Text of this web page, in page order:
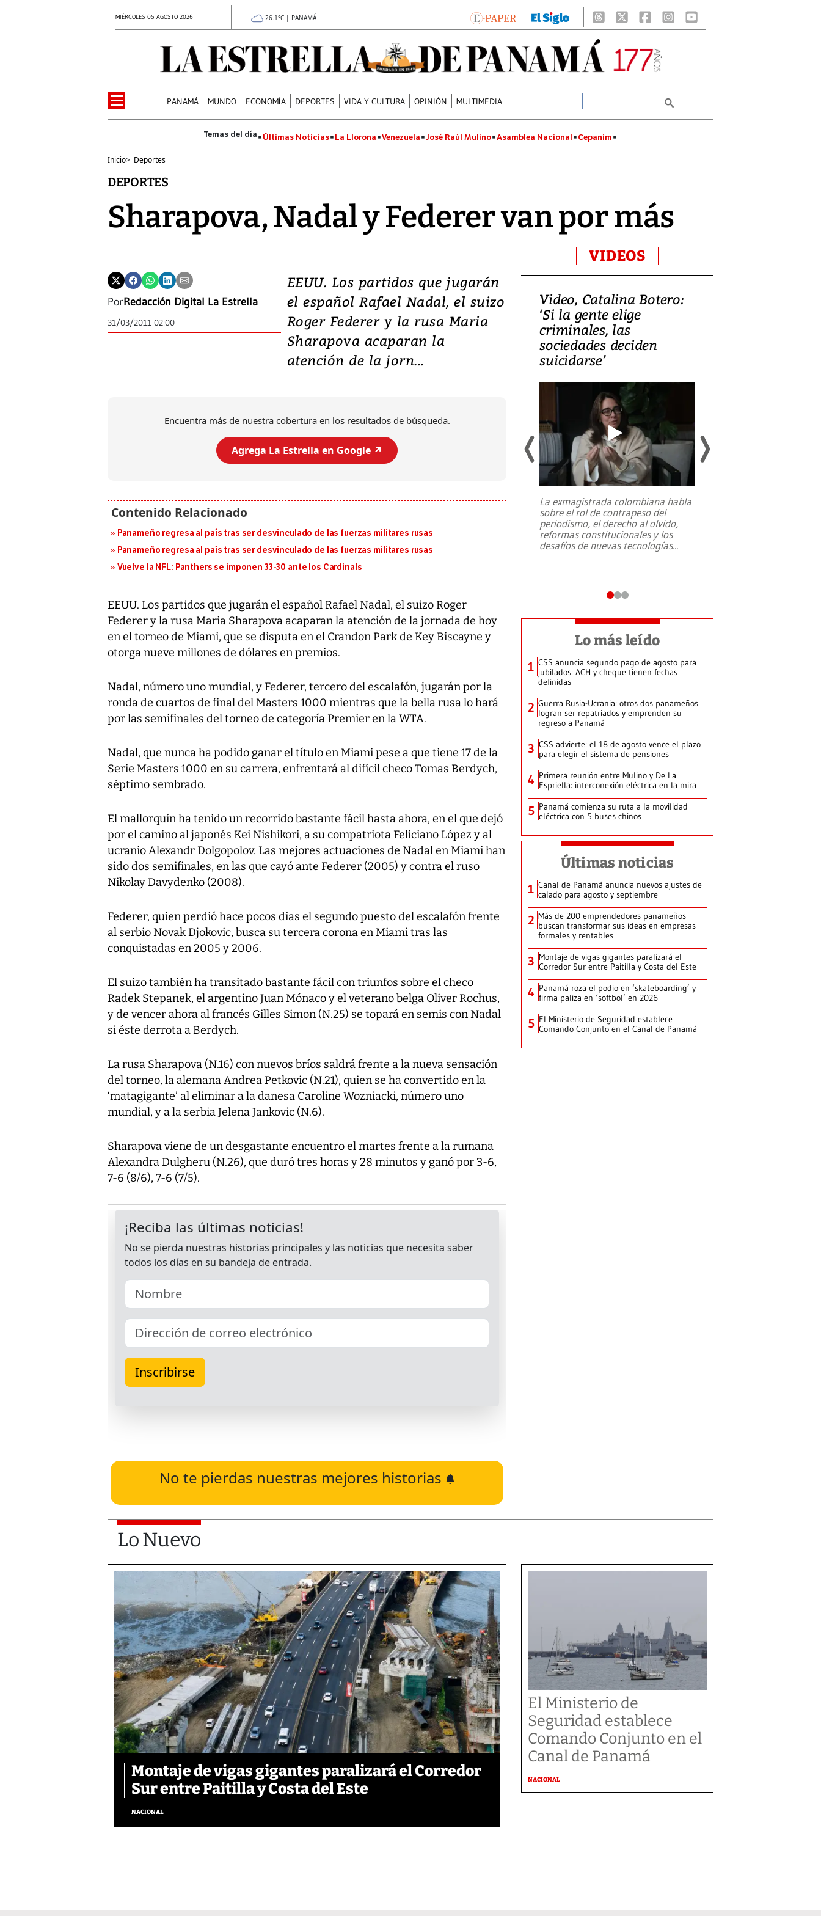
MIÉRCOLES 05 AGOSTO 2026 26.1°C | PANAMÁ
PANAMÁ MUNDO ECONOMÍA DEPORTES VIDA Y CULTURA OPINIÓN MULTIMEDIA
Últimas Noticias La Llorona Venezuela José Raúl Mulino Asamblea Nacional Cepanim
Inicio> Deportes
DEPORTES
Sharapova, Nadal y Federer van por más
PorRedacción Digital La Estrella
31/03/2011 02:00
EEUU. Los partidos que jugarán
el español Rafael Nadal, el suizo
Roger Federer y la rusa Maria
Sharapova acaparan la
atención de la jorn...
Encuentra más de nuestra cobertura en los resultados de búsqueda.
Agrega La Estrella en Google ↗️
Panameño regresa al país tras ser desvinculado de las fuerzas militares rusas
Panameño regresa al país tras ser desvinculado de las fuerzas militares rusas
Vuelve la NFL: Panthers se imponen 33-30 ante los Cardinals
EEUU. Los partidos que jugarán el español Rafael Nadal, el suizo Roger
Federer y la rusa Maria Sharapova acaparan la atención de la jornada de hoy
en el torneo de Miami, que se disputa en el Crandon Park de Key Biscayne y
otorga nueve millones de dólares en premios.
Nadal, número uno mundial, y Federer, tercero del escalafón, jugarán por la
ronda de cuartos de final del Masters 1000 mientras que la bella rusa lo hará
por las semifinales del torneo de categoría Premier en la WTA.
Nadal, que nunca ha podido ganar el título en Miami pese a que tiene 17 de la
Serie Masters 1000 en su carrera, enfrentará al difícil checo Tomas Berdych,
séptimo sembrado.
El mallorquín ha tenido un recorrido bastante fácil hasta ahora, en el que dejó
por el camino al japonés Kei Nishikori, a su compatriota Feliciano López y al
ucranio Alexandr Dolgopolov. Las mejores actuaciones de Nadal en Miami han
sido dos semifinales, en las que cayó ante Federer (2005) y contra el ruso
Nikolay Davydenko (2008).
Federer, quien perdió hace pocos días el segundo puesto del escalafón frente
al serbio Novak Djokovic, busca su tercera corona en Miami tras las
conquistadas en 2005 y 2006.
El suizo también ha transitado bastante fácil con triunfos sobre el checo
Radek Stepanek, el argentino Juan Mónaco y el veterano belga Oliver Rochus,
y de vencer ahora al francés Gilles Simon (N.25) se topará en semis con Nadal
si éste derrota a Berdych.
La rusa Sharapova (N.16) con nuevos bríos saldrá frente a la nueva sensación
del torneo, la alemana Andrea Petkovic (N.21), quien se ha convertido en la
‘matagigante’ al eliminar a la danesa Caroline Wozniacki, número uno
mundial, y a la serbia Jelena Jankovic (N.6).
Sharapova viene de un desgastante encuentro el martes frente a la rumana
Alexandra Dulgheru (N.26), que duró tres horas y 28 minutos y ganó por 3-6,
7-6 (8/6), 7-6 (7/5).
No te pierdas nuestras mejores historias
VIDEOS
Video, Japón: Terremoto
deja heridos y graves
daños en Kumamoto
al sur de Japón, provocando una
Video, Catalina Botero:
‘Si la gente elige
criminales, las
sociedades deciden
suicidarse’
La exmagistrada colombiana habla
sobre el rol de contrapeso del
periodismo, el derecho al olvido,
reformas constitucionales y los
desafíos de nuevas tecnologías...
Lo más leído
1 CSS anuncia segundo pago de agosto para
jubilados: ACH y cheque tienen fechas
definidas
2 Guerra Rusia-Ucrania: otros dos panameños
logran ser repatriados y emprenden su
regreso a Panamá
3 CSS advierte: el 18 de agosto vence el plazo
para elegir el sistema de pensiones
4 Primera reunión entre Mulino y De La
Espriella: interconexión eléctrica en la mira
5 Panamá comienza su ruta a la movilidad
eléctrica con 5 buses chinos
Últimas noticias
1 Canal de Panamá anuncia nuevos ajustes de
calado para agosto y septiembre
2 Más de 200 emprendedores panameños
buscan transformar sus ideas en empresas
formales y rentables
3 Montaje de vigas gigantes paralizará el
Corredor Sur entre Paitilla y Costa del Este
4 Panamá roza el podio en ‘skateboarding’ y
firma paliza en ‘softbol’ en 2026
5 El Ministerio de Seguridad establece
Comando Conjunto en el Canal de Panamá
Lo Nuevo
Montaje de vigas gigantes paralizará el Corredor
Sur entre Paitilla y Costa del Este
NACIONAL
El Ministerio de
Seguridad establece
Comando Conjunto en el
Canal de Panamá
NACIONAL